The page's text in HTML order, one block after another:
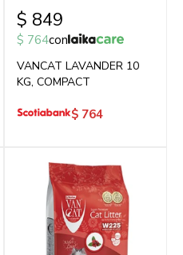
$ 849
$ 764con
VANCAT LAVANDER 10
KG, COMPACT
$ 764